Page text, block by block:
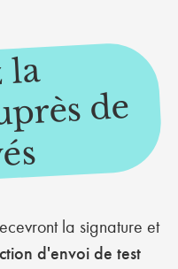
la
de
la signature et
d'envoi de test